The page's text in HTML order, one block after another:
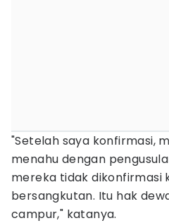
"Setelah saya konfirmasi,
menahu dengan
mereka tidak dikonfirmasi
bersangkutan. Itu hak
campur," katanya.